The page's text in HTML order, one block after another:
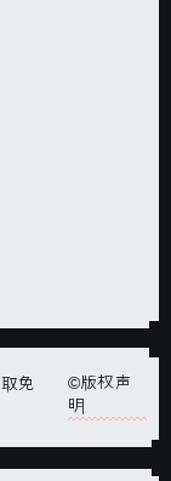
取免
©版权声
明